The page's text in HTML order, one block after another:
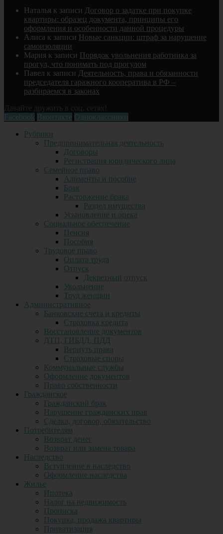
Наталья к записи Договор о задатке при покупке
квартиры: образец документа, принципы его
оформления и особенности данной процедуры
Алиса к записи Новые санкции: штраф за нарушение
самоизоляции
Мария к записи Порядок увольнения работника за
прогул, что понимать под прогулом
Павел к записи Деятельность, права и обязанности
председателя гаражного кооператива в РФ –
разбираемся в законах
Facebook Вконтакте Одноклассники
Рубрики
Предпринимательная деятельность
Договоры
Регистрация юридического лица
Семейное право
Алименты и пособие
Брак
Расторжение брака
Раздел имущества
Усыновление и опека
Социальное обеспечение
Пенсия
Пособия
Трудовое право
Оплата труда
Отпуск
Декретный отпуск
Увольнение
Труд женщин
Административное
Банковские счета и кредиты
Страховка кредита
Восстановление документов
ДТП, ГИБДД, ПДД
Вернуть права
Страховые споры
Коммунальные службы
Оформление документов
Право собственности
Гражданское
Гражданский брак
Нарушение гражданских прав
Сделка, договор, обязательство
Потребителям
Возврат денег
Возврат или замена товара
Наследство
Вступление в наследство
Оформление наследства
Жилье
Ипотека
Налог на недвижимость
Прописка
Покупка, продажа квартиры
Приватизация